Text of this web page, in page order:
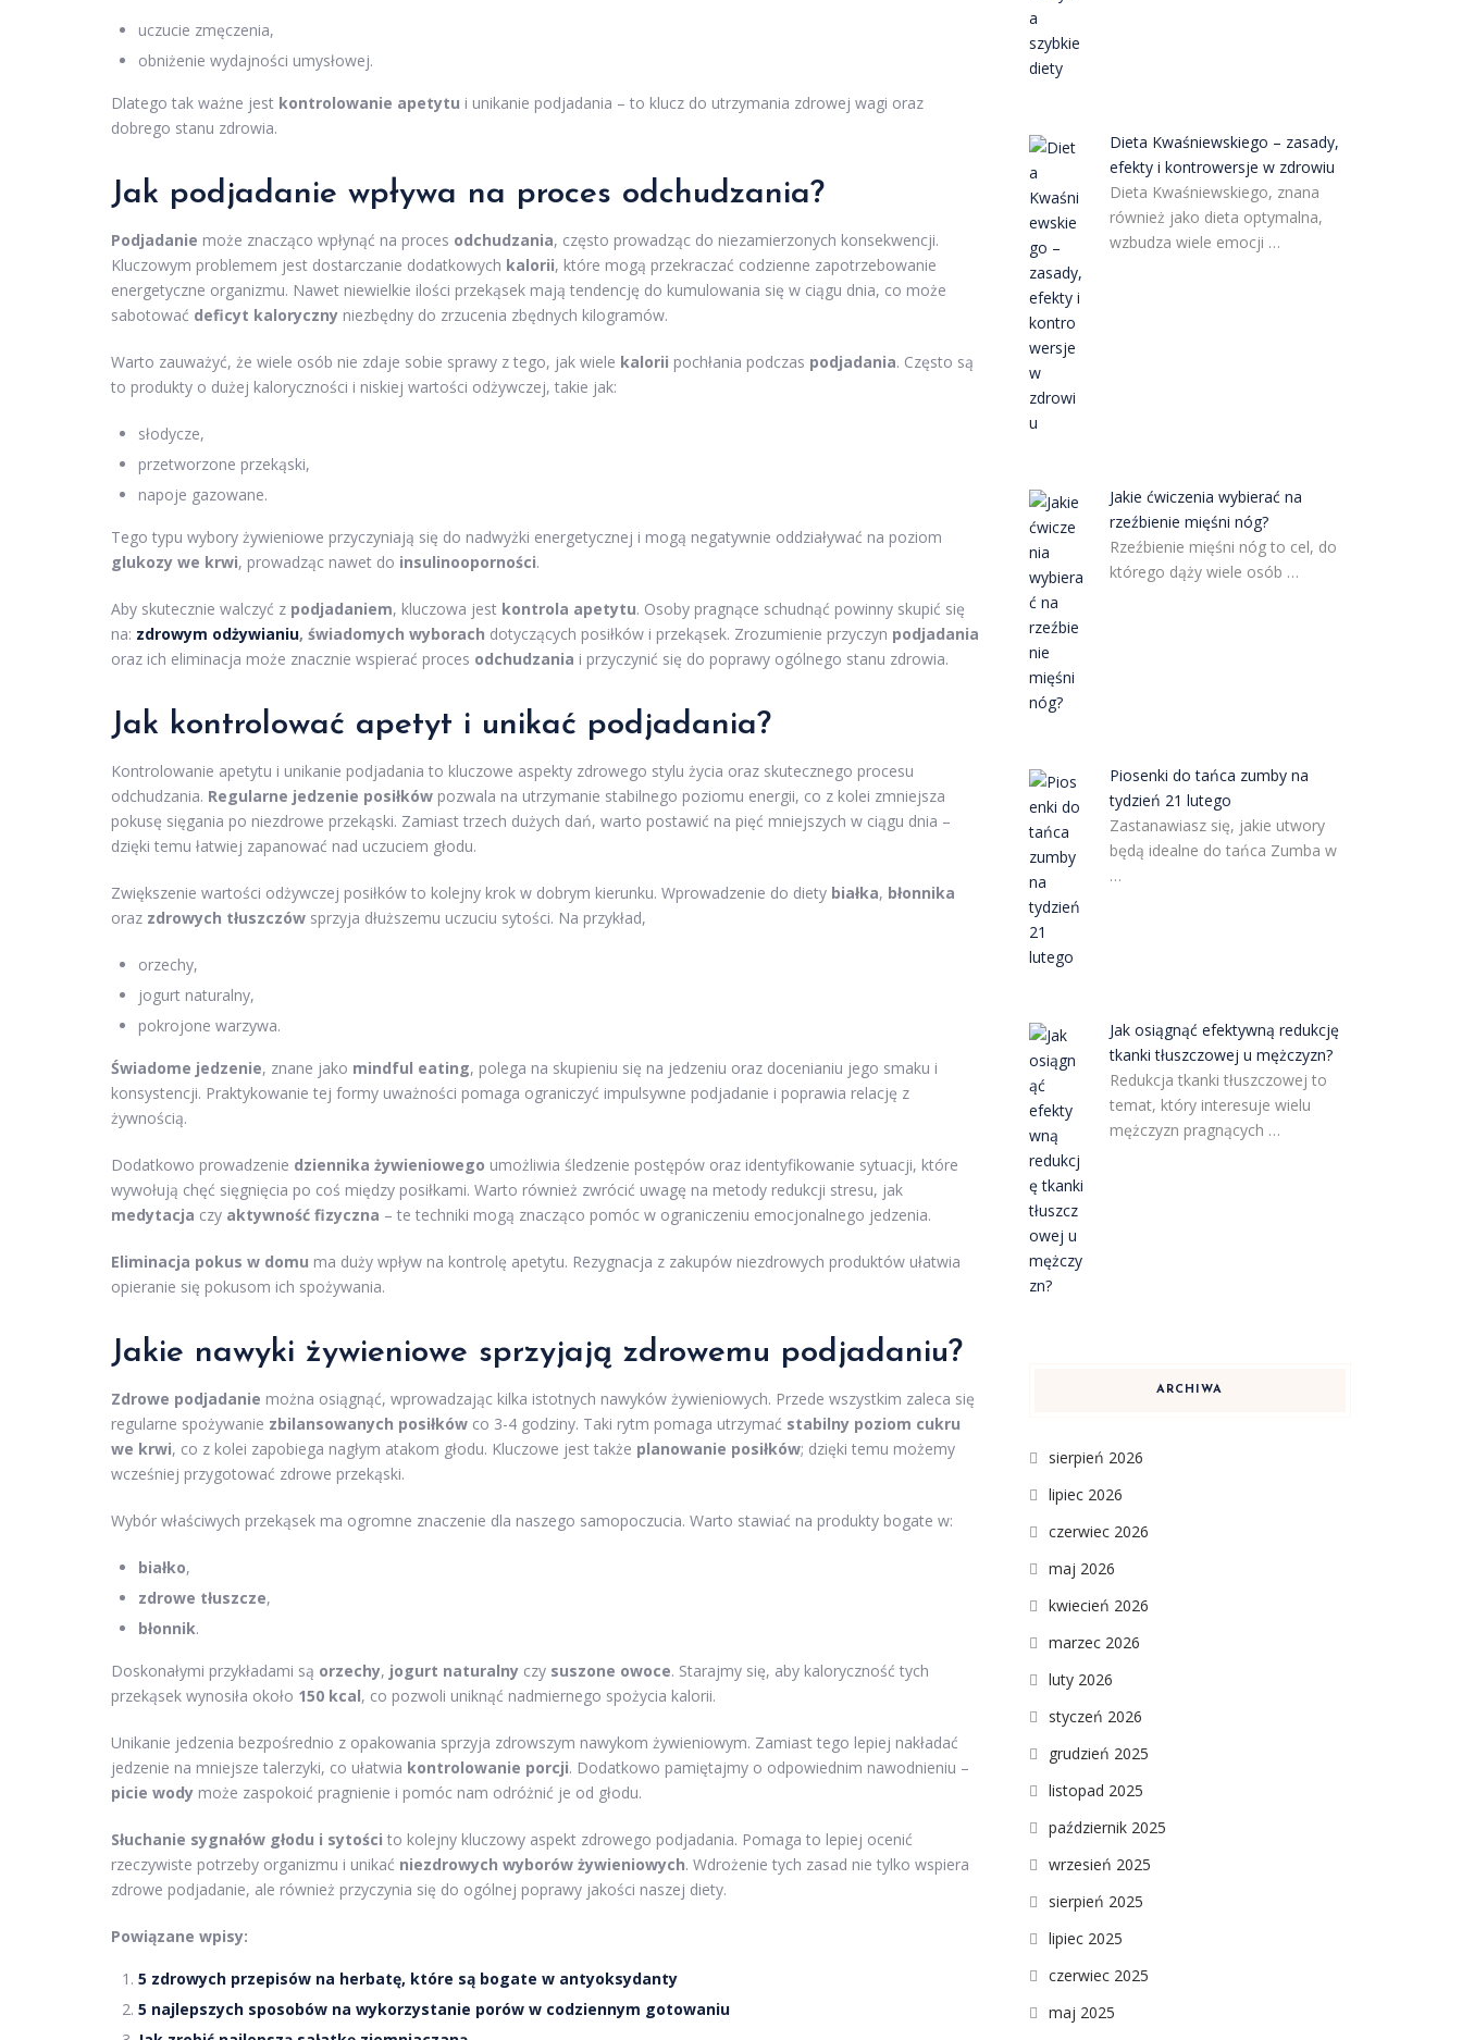
uczucie zmęczenia,
obniżenie wydajności umysłowej.
Dlatego tak ważne jest kontrolowanie apetytu i unikanie podjadania – to klucz do utrzymania zdrowej wagi oraz
dobrego stanu zdrowia.
Jak podjadanie wpływa na proces odchudzania?
Podjadanie może znacząco wpłynąć na proces odchudzania, często prowadząc do niezamierzonych konsekwencji.
Kluczowym problemem jest dostarczanie dodatkowych kalorii, które mogą przekraczać codzienne zapotrzebowanie
energetyczne organizmu. Nawet niewielkie ilości przekąsek mają tendencję do kumulowania się w ciągu dnia, co może
sabotować deficyt kaloryczny niezbędny do zrzucenia zbędnych kilogramów.
Warto zauważyć, że wiele osób nie zdaje sobie sprawy z tego, jak wiele kalorii pochłania podczas podjadania. Często są
to produkty o dużej kaloryczności i niskiej wartości odżywczej, takie jak:
słodycze,
przetworzone przekąski,
napoje gazowane.
Tego typu wybory żywieniowe przyczyniają się do nadwyżki energetycznej i mogą negatywnie oddziaływać na poziom
glukozy we krwi, prowadząc nawet do insulinooporności.
Aby skutecznie walczyć z podjadaniem, kluczowa jest kontrola apetytu. Osoby pragnące schudnąć powinny skupić się
na: zdrowym odżywianiu, świadomych wyborach dotyczących posiłków i przekąsek. Zrozumienie przyczyn podjadania
oraz ich eliminacja może znacznie wspierać proces odchudzania i przyczynić się do poprawy ogólnego stanu zdrowia.
Jak kontrolować apetyt i unikać podjadania?
Kontrolowanie apetytu i unikanie podjadania to kluczowe aspekty zdrowego stylu życia oraz skutecznego procesu
odchudzania. Regularne jedzenie posiłków pozwala na utrzymanie stabilnego poziomu energii, co z kolei zmniejsza
pokusę sięgania po niezdrowe przekąski. Zamiast trzech dużych dań, warto postawić na pięć mniejszych w ciągu dnia –
dzięki temu łatwiej zapanować nad uczuciem głodu.
Zwiększenie wartości odżywczej posiłków to kolejny krok w dobrym kierunku. Wprowadzenie do diety białka, błonnika
oraz zdrowych tłuszczów sprzyja dłuższemu uczuciu sytości. Na przykład,
orzechy,
jogurt naturalny,
pokrojone warzywa.
Świadome jedzenie, znane jako mindful eating, polega na skupieniu się na jedzeniu oraz docenianiu jego smaku i
konsystencji. Praktykowanie tej formy uważności pomaga ograniczyć impulsywne podjadanie i poprawia relację z
żywnością.
Dodatkowo prowadzenie dziennika żywieniowego umożliwia śledzenie postępów oraz identyfikowanie sytuacji, które
wywołują chęć sięgnięcia po coś między posiłkami. Warto również zwrócić uwagę na metody redukcji stresu, jak
medytacja czy aktywność fizyczna – te techniki mogą znacząco pomóc w ograniczeniu emocjonalnego jedzenia.
Eliminacja pokus w domu ma duży wpływ na kontrolę apetytu. Rezygnacja z zakupów niezdrowych produktów ułatwia
opieranie się pokusom ich spożywania.
Jakie nawyki żywieniowe sprzyjają zdrowemu podjadaniu?
Zdrowe podjadanie można osiągnąć, wprowadzając kilka istotnych nawyków żywieniowych. Przede wszystkim zaleca się
regularne spożywanie zbilansowanych posiłków co 3-4 godziny. Taki rytm pomaga utrzymać stabilny poziom cukru
we krwi, co z kolei zapobiega nagłym atakom głodu. Kluczowe jest także planowanie posiłków; dzięki temu możemy
wcześniej przygotować zdrowe przekąski.
Wybór właściwych przekąsek ma ogromne znaczenie dla naszego samopoczucia. Warto stawiać na produkty bogate w:
białko,
zdrowe tłuszcze,
błonnik.
Doskonałymi przykładami są orzechy, jogurt naturalny czy suszone owoce. Starajmy się, aby kaloryczność tych
przekąsek wynosiła około 150 kcal, co pozwoli uniknąć nadmiernego spożycia kalorii.
Unikanie jedzenia bezpośrednio z opakowania sprzyja zdrowszym nawykom żywieniowym. Zamiast tego lepiej nakładać
jedzenie na mniejsze talerzyki, co ułatwia kontrolowanie porcji. Dodatkowo pamiętajmy o odpowiednim nawodnieniu –
picie wody może zaspokoić pragnienie i pomóc nam odróżnić je od głodu.
Słuchanie sygnałów głodu i sytości to kolejny kluczowy aspekt zdrowego podjadania. Pomaga to lepiej ocenić
rzeczywiste potrzeby organizmu i unikać niezdrowych wyborów żywieniowych. Wdrożenie tych zasad nie tylko wspiera
zdrowe podjadanie, ale również przyczynia się do ogólnej poprawy jakości naszej diety.
Powiązane wpisy:
5 zdrowych przepisów na herbatę, które są bogate w antyoksydanty
5 najlepszych sposobów na wykorzystanie porów w codziennym gotowaniu
Dieta Kwaśniewskiego – zasady,
efekty i kontrowersje w zdrowiu
Dieta Kwaśniewskiego, znana
również jako dieta optymalna,
wzbudza wiele emocji …
Jakie ćwiczenia wybierać na
rzeźbienie mięśni nóg?
Rzeźbienie mięśni nóg to cel, do
którego dąży wiele osób …
Piosenki do tańca zumby na
tydzień 21 lutego
Zastanawiasz się, jakie utwory
będą idealne do tańca Zumba w
…
Jak osiągnąć efektywną redukcję
tkanki tłuszczowej u mężczyzn?
Redukcja tkanki tłuszczowej to
temat, który interesuje wielu
mężczyzn pragnących …
ARCHIWA
sierpień 2026
lipiec 2026
czerwiec 2026
maj 2026
kwiecień 2026
marzec 2026
luty 2026
styczeń 2026
grudzień 2025
listopad 2025
październik 2025
wrzesień 2025
sierpień 2025
lipiec 2025
czerwiec 2025
maj 2025